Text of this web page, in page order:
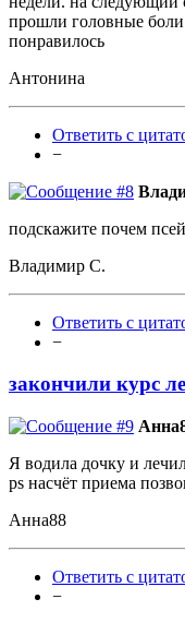
прошли головные
понравилось
Антонина
Ответить с
−
подскажите почем
Владимир С.
Ответить с
−
закончили курс
Я водила дочку и
ps насчёт приема
Анна88
Ответить с
−